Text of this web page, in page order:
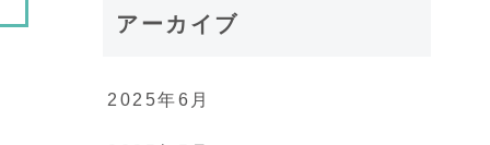
アーカイブ
2025年6月